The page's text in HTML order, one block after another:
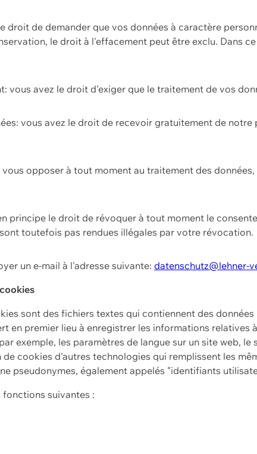
droit de demander que vos données à caractère
le droit à l'effacement peut être exclu. Dans
vous avez le droit d'exiger que le traitement de vos
vous avez le droit de recevoir gratuitement de
opposer à tout moment au traitement des
principe le droit de révoquer à tout moment le
toutefois pas rendues illégales par votre révocation.
un e-mail à l'adresse suivante: datenschutz@lehner-
sont des fichiers textes qui contiennent des
en premier lieu à enregistrer les informations relatives
exemple, les paramètres de langue sur un site web,
cookies d'autres technologies qui remplissent les
pseudonymes, également appelés "identifiants
suivantes :